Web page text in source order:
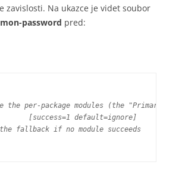
zavislosti. Na ukazce je videt soubor
password pred:
the per-package modules (the "Primary"
fallback if no module succeeds